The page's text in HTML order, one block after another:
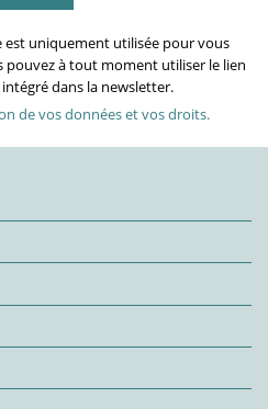
est uniquement utilisée pour vous
à tout moment utiliser le lien
dans la newsletter.
de vos données et vos droits.